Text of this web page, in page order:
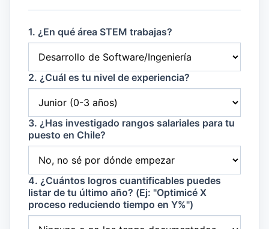
1. ¿En qué área STEM trabajas?
2. ¿Cuál es tu nivel de experiencia?
3. ¿Has investigado rangos salariales para tu
puesto en Chile?
4. ¿Cuántos logros cuantificables puedes
listar de tu último año? (Ej: "Optimicé X
proceso reduciendo tiempo en Y%")